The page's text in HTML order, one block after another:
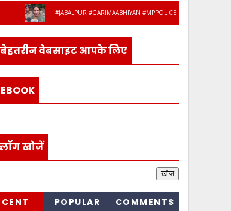
#JABALPUR #GARIMAABHIYAN #MPPOLICE #WOMENSAFETY
कर्मचारी हुए सेवानिवृत्त, भावभीनी
वेबसाइट आपके लिए
खोजें
POPULAR COMMENTS